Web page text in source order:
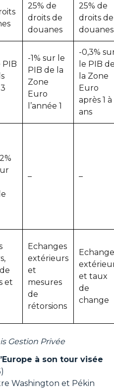
25% de
droits de
douanes
25% de
droits de
douanes
PIB
-1% sur le
PIB de la
Zone
Euro
l’année 1
-0,3%
le PIB
la Zone
Euro
après 1 à
ans
– –
et
Echanges
extérieurs
et
mesures
de
rétorsions
et taux
de
change
Gestion Privée
à son tour visée
Washington et Pékin